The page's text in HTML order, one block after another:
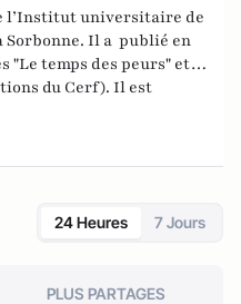
l’Institut universitaire de
Sorbonne. Il a publié en
"Le temps des peurs" et
du Cerf). Il est
"Écosophie" (Ed du Cerf,
Cerf 2018), "La nostalgie
24 Heures 7 Jours
PLUS PARTAGES